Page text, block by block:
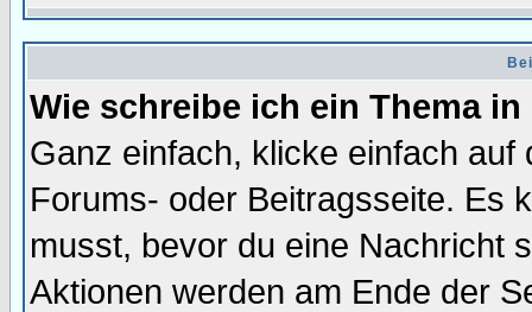
Wie schreibe ich ein Thema
Ganz einfach, klicke einfach
Forums- oder Beitragsseite. Es
musst, bevor du eine Nachricht
Aktionen werden am Ende der